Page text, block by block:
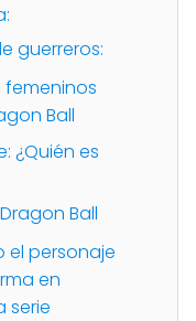
guerreros:
femeninos
Ball
¿Quién es
Ball
personaje
en
serie